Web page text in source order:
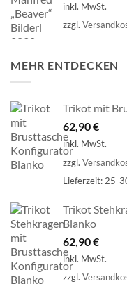
inkl. MwSt.
zzgl.
MEHR ENTDECKEN
Trikot mit
62,90€
inkl. MwSt.
zzgl.
Lieferzeit: 25-
Trikot
Blanko
62,90€
inkl. MwSt.
zzgl.